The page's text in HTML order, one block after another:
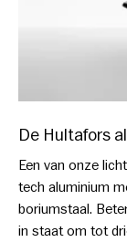
De Hultafors
Een van onze
tech aluminium
boriumstaal.
in staat om tot